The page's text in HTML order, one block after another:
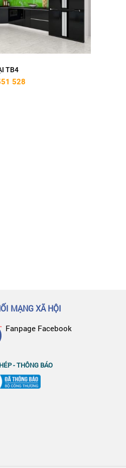
TB4
528
MẠNG XÃ HỘI
Fanpage Facebook
- THÔNG BÁO